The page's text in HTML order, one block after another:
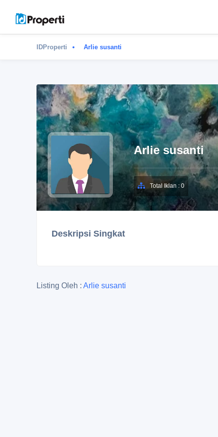
IDProperti Arlie susanti
Arlie susanti
Total Iklan : 0
Deskripsi Singkat
Listing Oleh : Arlie susanti